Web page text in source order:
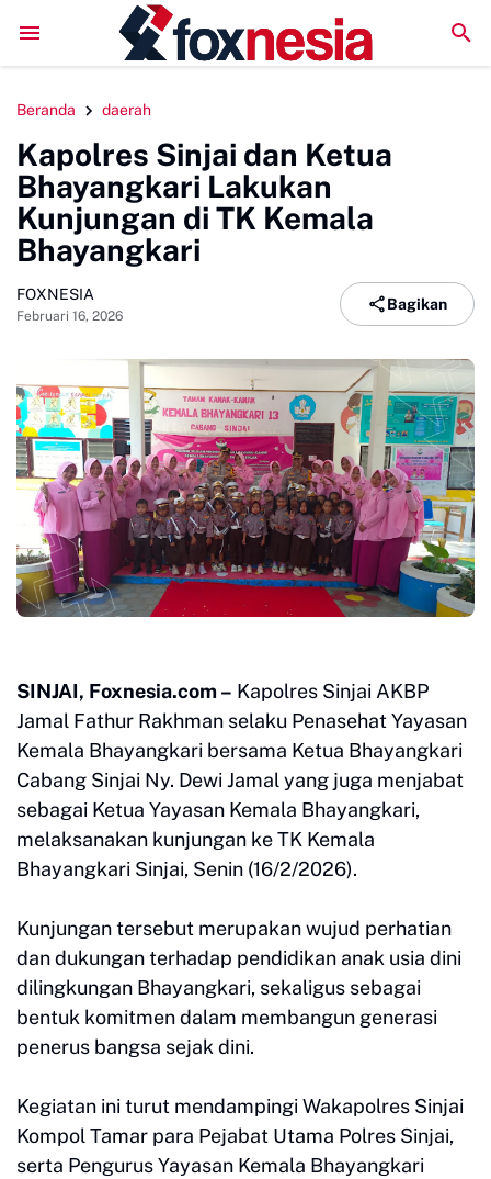
LPM Penalaran UNM Gelar Sidang Pleno, Evaluasi
Beranda daerah
Kapolres Sinjai dan Ketua
Bhayangkari Lakukan
Kunjungan di TK Kemala
Bhayangkari
FOXNESIA
Februari 16, 2026
Bagikan
SINJAI, Foxnesia.com – Kapolres Sinjai AKBP
Jamal Fathur Rakhman selaku Penasehat Yayasan
Kemala Bhayangkari bersama Ketua Bhayangkari
Cabang Sinjai Ny. Dewi Jamal yang juga menjabat
sebagai Ketua Yayasan Kemala Bhayangkari,
melaksanakan kunjungan ke TK Kemala
Bhayangkari Sinjai, Senin (16/2/2026).
Kunjungan tersebut merupakan wujud perhatian
dan dukungan terhadap pendidikan anak usia dini
dilingkungan Bhayangkari, sekaligus sebagai
bentuk komitmen dalam membangun generasi
penerus bangsa sejak dini.
Kegiatan ini turut mendampingi Wakapolres Sinjai
Kompol Tamar para Pejabat Utama Polres Sinjai,
serta Pengurus Yayasan Kemala Bhayangkari